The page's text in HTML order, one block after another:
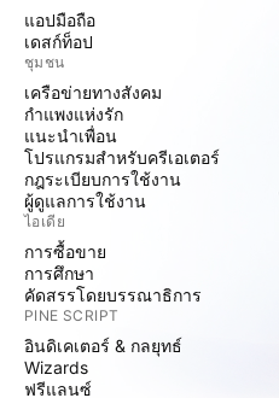
แอปมือถือ
เดสก์ท็อป
ชุมชน
เครือข่ายทางสังคม
กำแพงแห่งรัก
แนะนำเพื่อน
โปรแกรมสำหรับครีเอเตอร์
กฎระเบียบการใช้งาน
ผู้ดูแลการใช้งาน
ไอเดีย
การซื้อขาย
การศึกษา
คัดสรรโดยบรรณาธิการ
PINE SCRIPT
อินดิเคเตอร์ & กลยุทธ์
Wizards
ฟรีแลนซ์